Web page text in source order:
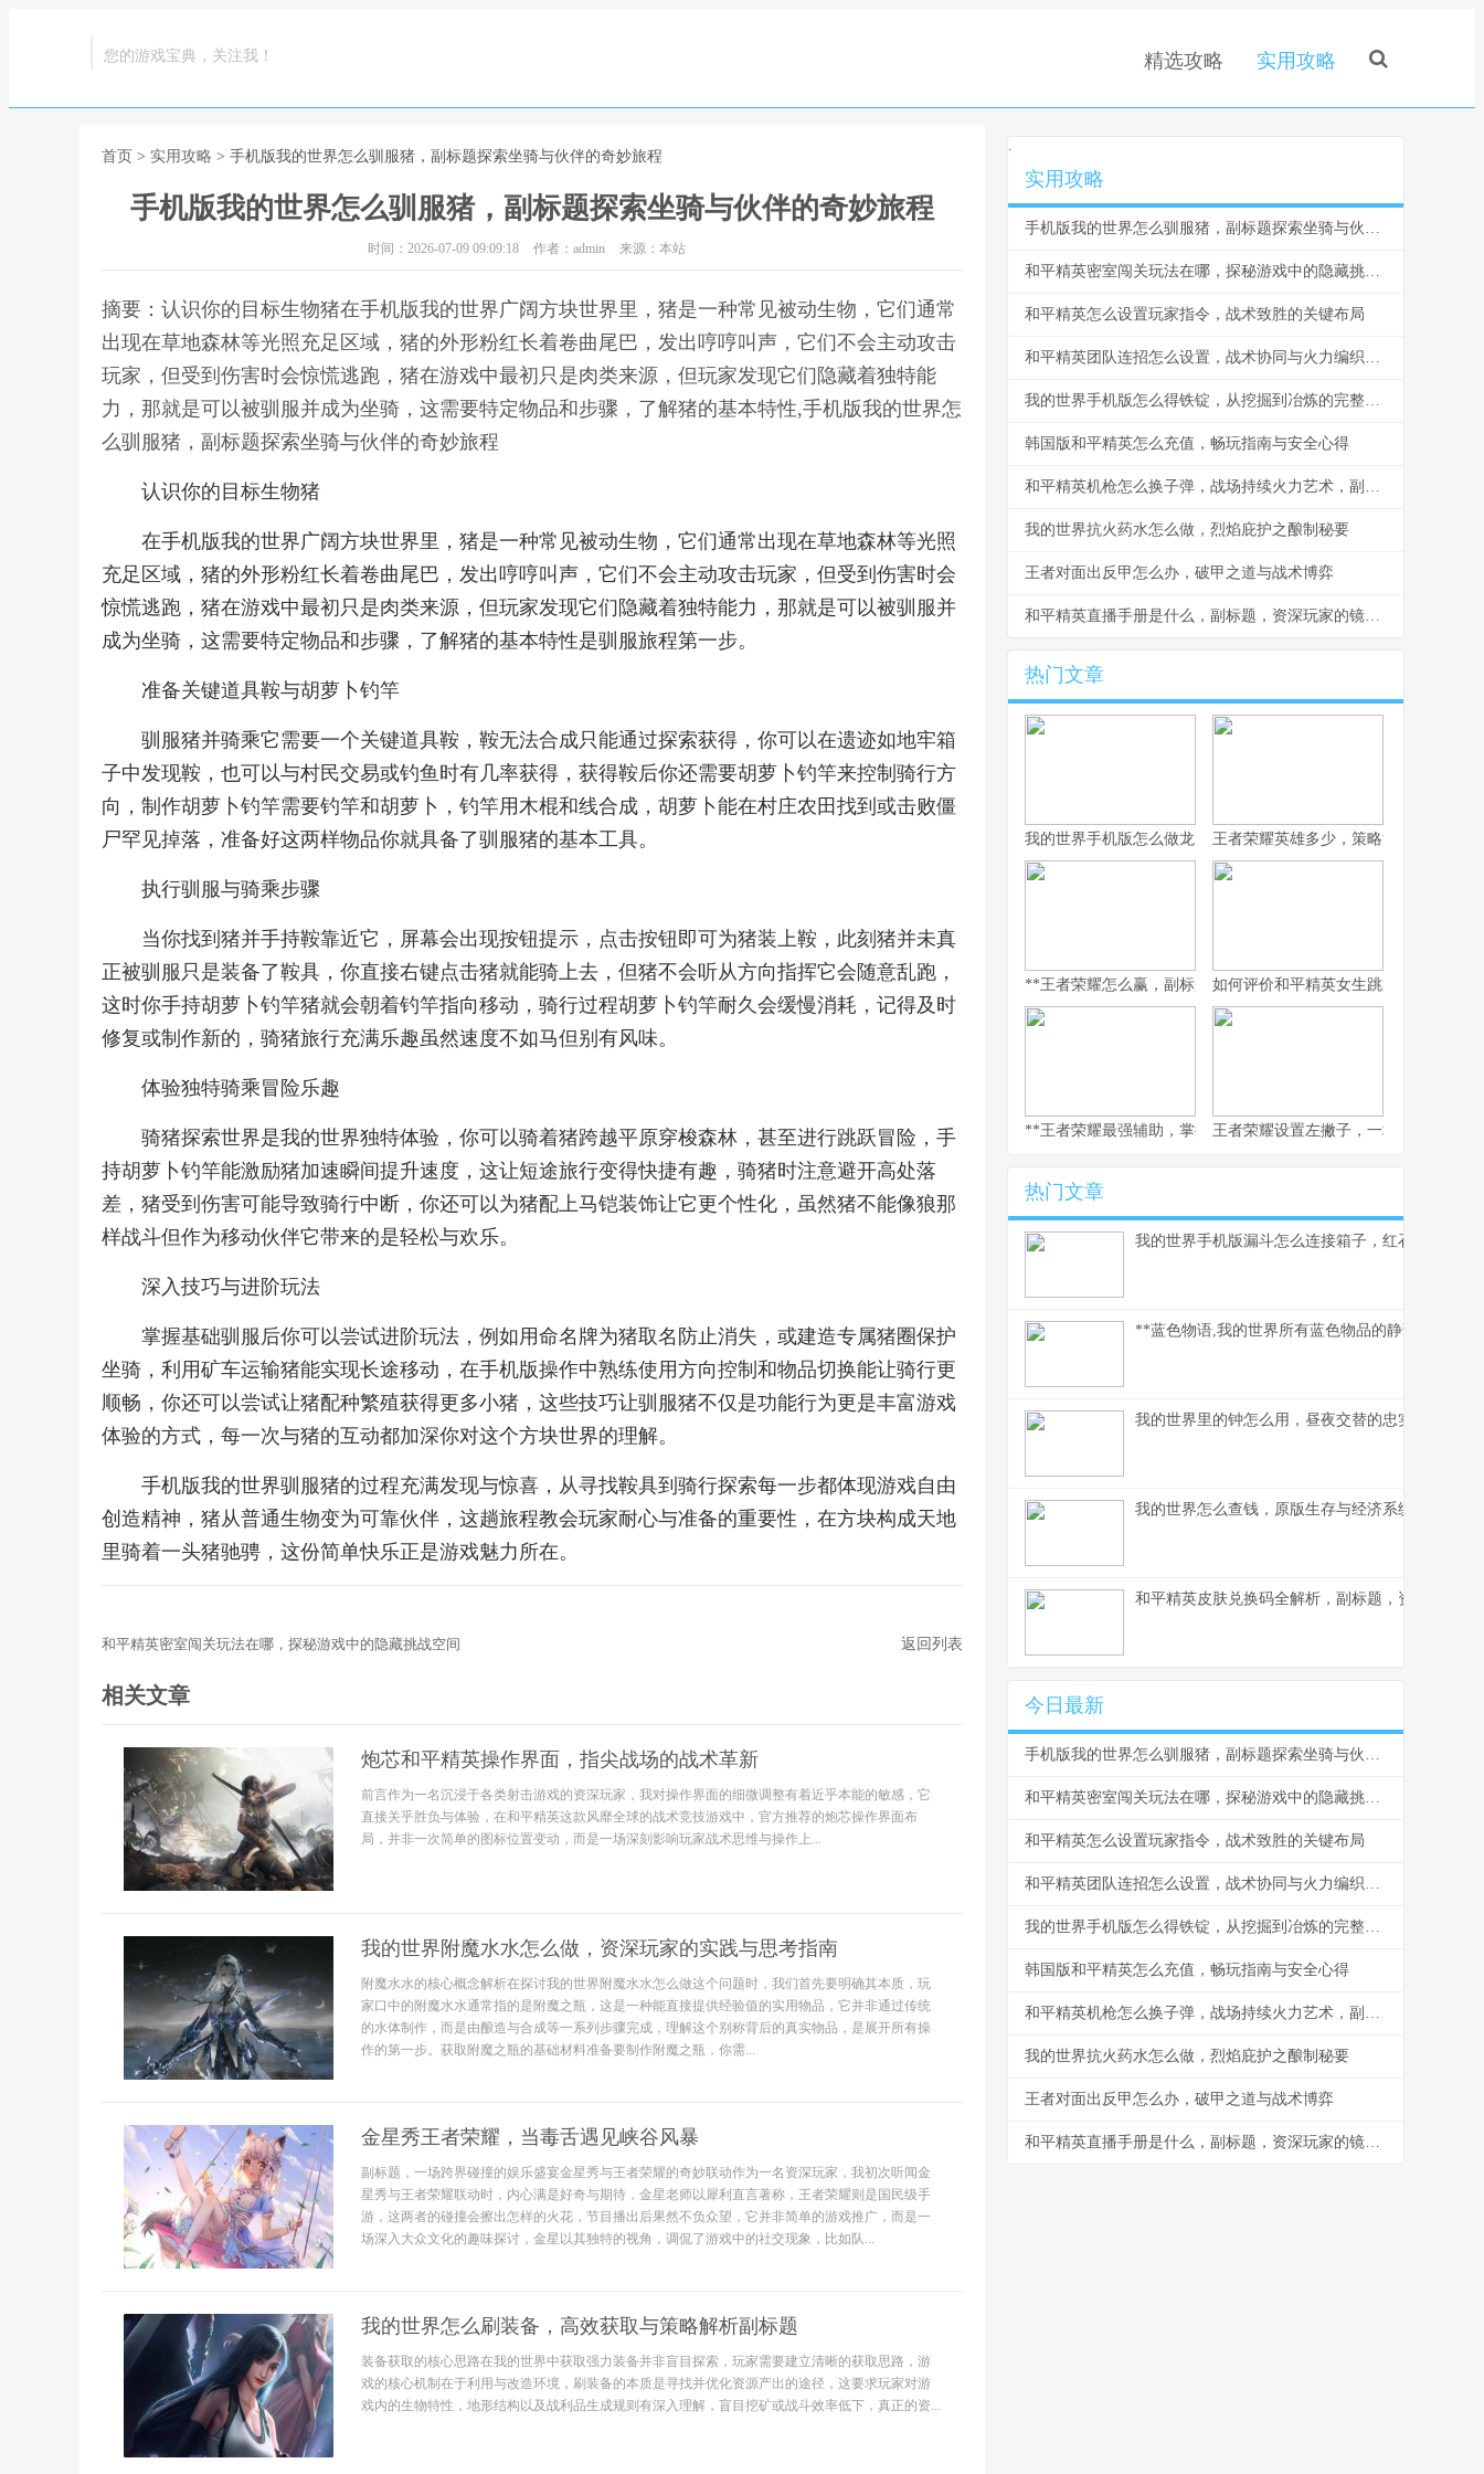
您的游戏宝典，关注我！ 精选攻略 实用攻略
首页 > 实用攻略 > 手机版我的世界怎么驯服猪，副标题探索坐骑与伙伴的奇妙旅程
手机版我的世界怎么驯服猪，副标题探索坐骑与伙伴的奇妙旅程
时间：2026-07-09 09:09:18 作者：admin 来源：本站
摘要：认识你的目标生物猪在手机版我的世界广阔方块世界里，猪是一种常见被动生物，它们通常
出现在草地森林等光照充足区域，猪的外形粉红长着卷曲尾巴，发出哼哼叫声，它们不会主动攻击
玩家，但受到伤害时会惊慌逃跑，猪在游戏中最初只是肉类来源，但玩家发现它们隐藏着独特能
力，那就是可以被驯服并成为坐骑，这需要特定物品和步骤，了解猪的基本特性,手机版我的世界怎
么驯服猪，副标题探索坐骑与伙伴的奇妙旅程
认识你的目标生物猪
在手机版我的世界广阔方块世界里，猪是一种常见被动生物，它们通常出现在草地森林等光照
充足区域，猪的外形粉红长着卷曲尾巴，发出哼哼叫声，它们不会主动攻击玩家，但受到伤害时会
惊慌逃跑，猪在游戏中最初只是肉类来源，但玩家发现它们隐藏着独特能力，那就是可以被驯服并
成为坐骑，这需要特定物品和步骤，了解猪的基本特性是驯服旅程第一步。
准备关键道具鞍与胡萝卜钓竿
驯服猪并骑乘它需要一个关键道具鞍，鞍无法合成只能通过探索获得，你可以在遗迹如地牢箱
子中发现鞍，也可以与村民交易或钓鱼时有几率获得，获得鞍后你还需要胡萝卜钓竿来控制骑行方
向，制作胡萝卜钓竿需要钓竿和胡萝卜，钓竿用木棍和线合成，胡萝卜能在村庄农田找到或击败僵
尸罕见掉落，准备好这两样物品你就具备了驯服猪的基本工具。
执行驯服与骑乘步骤
当你找到猪并手持鞍靠近它，屏幕会出现按钮提示，点击按钮即可为猪装上鞍，此刻猪并未真
正被驯服只是装备了鞍具，你直接右键点击猪就能骑上去，但猪不会听从方向指挥它会随意乱跑，
这时你手持胡萝卜钓竿猪就会朝着钓竿指向移动，骑行过程胡萝卜钓竿耐久会缓慢消耗，记得及时
修复或制作新的，骑猪旅行充满乐趣虽然速度不如马但别有风味。
体验独特骑乘冒险乐趣
骑猪探索世界是我的世界独特体验，你可以骑着猪跨越平原穿梭森林，甚至进行跳跃冒险，手
持胡萝卜钓竿能激励猪加速瞬间提升速度，这让短途旅行变得快捷有趣，骑猪时注意避开高处落
差，猪受到伤害可能导致骑行中断，你还可以为猪配上马铠装饰让它更个性化，虽然猪不能像狼那
样战斗但作为移动伙伴它带来的是轻松与欢乐。
深入技巧与进阶玩法
掌握基础驯服后你可以尝试进阶玩法，例如用命名牌为猪取名防止消失，或建造专属猪圈保护
坐骑，利用矿车运输猪能实现长途移动，在手机版操作中熟练使用方向控制和物品切换能让骑行更
顺畅，你还可以尝试让猪配种繁殖获得更多小猪，这些技巧让驯服猪不仅是功能行为更是丰富游戏
体验的方式，每一次与猪的互动都加深你对这个方块世界的理解。
手机版我的世界驯服猪的过程充满发现与惊喜，从寻找鞍具到骑行探索每一步都体现游戏自由
创造精神，猪从普通生物变为可靠伙伴，这趟旅程教会玩家耐心与准备的重要性，在方块构成天地
里骑着一头猪驰骋，这份简单快乐正是游戏魅力所在。
和平精英密室闯关玩法在哪，探秘游戏中的隐藏挑战空间 返回列表
相关文章
炮芯和平精英操作界面，指尖战场的战术革新
前言作为一名沉浸于各类射击游戏的资深玩家，我对操作界面的细微调整有着近乎本能的敏感，它
直接关乎胜负与体验，在和平精英这款风靡全球的战术竞技游戏中，官方推荐的炮芯操作界面布
局，并非一次简单的图标位置变动，而是一场深刻影响玩家战术思维与操作上...
我的世界附魔水水怎么做，资深玩家的实践与思考指南
附魔水水的核心概念解析在探讨我的世界附魔水水怎么做这个问题时，我们首先要明确其本质，玩
家口中的附魔水水通常指的是附魔之瓶，这是一种能直接提供经验值的实用物品，它并非通过传统
的水体制作，而是由酿造与合成等一系列步骤完成，理解这个别称背后的真实物品，是展开所有操
作的第一步。获取附魔之瓶的基础材料准备要制作附魔之瓶，你需...
金星秀王者荣耀，当毒舌遇见峡谷风暴
副标题，一场跨界碰撞的娱乐盛宴金星秀与王者荣耀的奇妙联动作为一名资深玩家，我初次听闻金
星秀与王者荣耀联动时，内心满是好奇与期待，金星老师以犀利直言著称，王者荣耀则是国民级手
游，这两者的碰撞会擦出怎样的火花，节目播出后果然不负众望，它并非简单的游戏推广，而是一
场深入大众文化的趣味探讨，金星以其独特的视角，调侃了游戏中的社交现象，比如队...
我的世界怎么刷装备，高效获取与策略解析副标题
装备获取的核心思路在我的世界中获取强力装备并非盲目探索，玩家需要建立清晰的获取思路，游
戏的核心机制在于利用与改造环境，刷装备的本质是寻找并优化资源产出的途径，这要求玩家对游
戏内的生物特性，地形结构以及战利品生成规则有深入理解，盲目挖矿或战斗效率低下，真正的资...
.
实用攻略
手机版我的世界怎么驯服猪，副标题探索坐骑与伙伴的奇妙旅程
和平精英密室闯关玩法在哪，探秘游戏中的隐藏挑战空间
和平精英怎么设置玩家指令，战术致胜的关键布局
和平精英团队连招怎么设置，战术协同与火力编织的艺术
我的世界手机版怎么得铁锭，从挖掘到冶炼的完整指南
韩国版和平精英怎么充值，畅玩指南与安全心得
和平精英机枪怎么换子弹，战场持续火力艺术，副标题，换弹时机的生死抉择
我的世界抗火药水怎么做，烈焰庇护之酿制秘要
王者对面出反甲怎么办，破甲之道与战术博弈
和平精英直播手册是什么，副标题，资深玩家的镜头生存法则
热门文章
我的世界手机版怎么做龙，一个资深玩家的深度解析与创造指南
王者荣耀英雄多少，策略深度的双刃
**王者荣耀怎么赢，副标题为资深玩家的致胜心法**
如何评价和平精英女生跳舞，虚拟舞台
**王者荣耀最强辅助，掌控峡谷的节奏灵魂副标题，团队心脏与胜
王者荣耀设置左撇子，一场被忽视的
热门文章
我的世界手机版漏斗怎么连接箱子，红石自动化入
**蓝色物语,我的世界所有蓝色物品的静谧诗篇,副
我的世界里的钟怎么用，昼夜交替的忠实伙伴
我的世界怎么查钱，原版生存与经济系统解析
和平精英皮肤兑换码全解析，副标题，资深玩家教
今日最新
手机版我的世界怎么驯服猪，副标题探索坐骑与伙伴的奇妙旅程
和平精英密室闯关玩法在哪，探秘游戏中的隐藏挑战空间
和平精英怎么设置玩家指令，战术致胜的关键布局
和平精英团队连招怎么设置，战术协同与火力编织的艺术
我的世界手机版怎么得铁锭，从挖掘到冶炼的完整指南
韩国版和平精英怎么充值，畅玩指南与安全心得
和平精英机枪怎么换子弹，战场持续火力艺术，副标题，换弹时机的生死抉择
我的世界抗火药水怎么做，烈焰庇护之酿制秘要
王者对面出反甲怎么办，破甲之道与战术博弈
和平精英直播手册是什么，副标题，资深玩家的镜头生存法则